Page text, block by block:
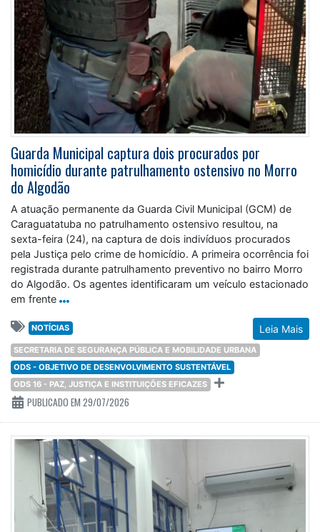
Guarda Municipal captura dois procurados por
homicídio durante patrulhamento ostensivo no Morro
do Algodão
A atuação permanente da Guarda Civil Municipal (GCM) de
Caraguatatuba no patrulhamento ostensivo resultou, na
sexta-feira (24), na captura de dois indivíduos procurados
pela Justiça pelo crime de homicídio. A primeira ocorrência foi
registrada durante patrulhamento preventivo no bairro Morro
do Algodão. Os agentes identificaram um veículo estacionado
em frente
Leia Mais
NOTÍCIAS
SECRETARIA DE SEGURANÇA PÚBLICA E MOBILIDADE URBANA
ODS - OBJETIVO DE DESENVOLVIMENTO SUSTENTÁVEL
ODS 16 - PAZ, JUSTIÇA E INSTITUIÇÕES EFICAZES
PUBLICADO EM 29/07/2026